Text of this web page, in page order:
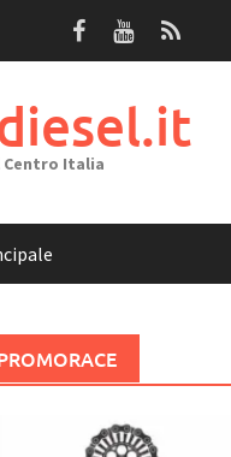
Centro Italia